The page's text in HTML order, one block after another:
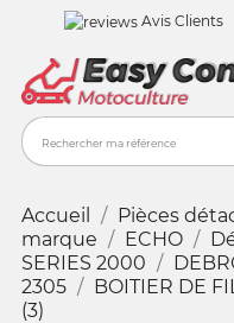
Avis Clients
Accueil Pièces
marque
ECHO
SERIES 2000
2305
BOITIER DE
(3)